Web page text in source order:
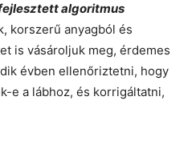
algoritmus
korszerű anyagból és
is vásároljuk meg, érdemes
évben ellenőriztetni, hogy
e a lábhoz, és korrigáltatni,